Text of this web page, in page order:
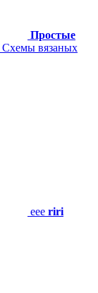
Простые
Схемы вязаных
eee riri